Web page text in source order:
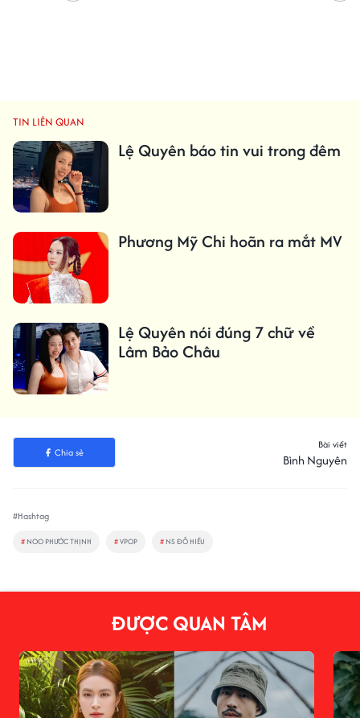
TIN LIÊN QUAN
Lệ Quyên báo tin vui trong đêm
Phương Mỹ Chi hoãn ra mắt MV
Lệ Quyên nói đúng 7 chữ về
Lâm Bảo Châu
Chia sẻ
Bài viết
Bình Nguyên
#Hashtag
# NOO PHƯỚC THỊNH #VPOP # NS ĐỖ HIẾU
ĐƯỢC QUAN TÂM